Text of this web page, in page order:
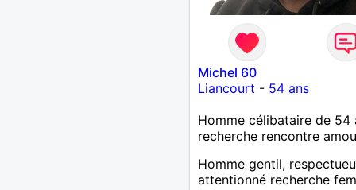
Michel 60
Liancourt - 54 ans
Homme célibataire de 54
recherche rencontre
Homme gentil,
attentionné recherche